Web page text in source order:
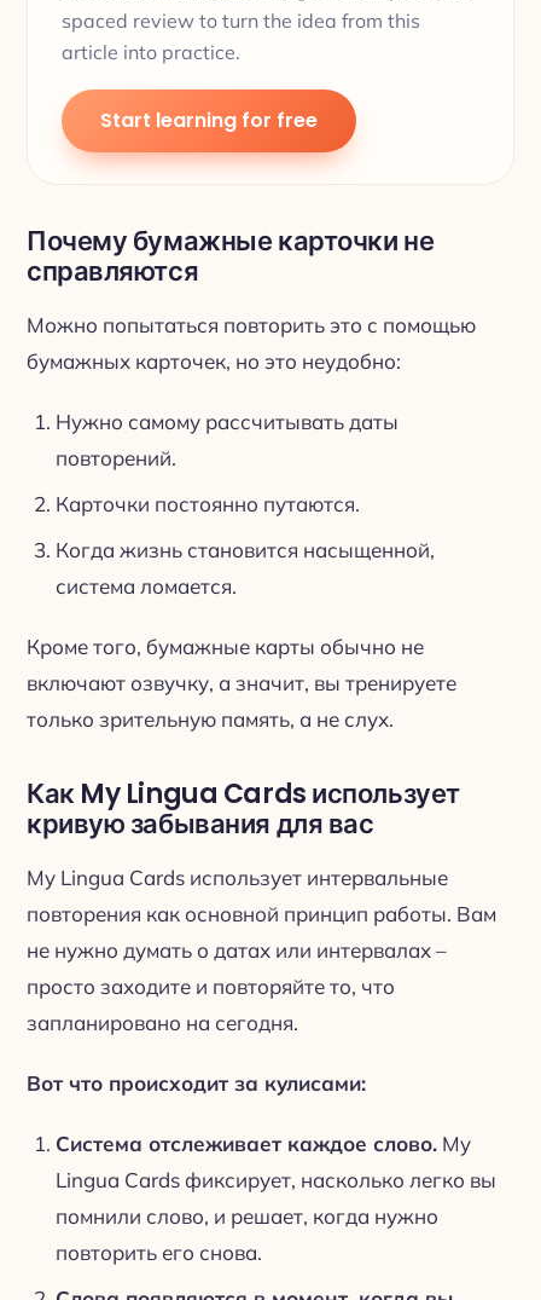
spaced review to turn the idea from this
article into practice.
Start learning for free
Почему бумажные карточки не
справляются
Можно попытаться повторить это с помощью
бумажных карточек, но это неудобно:
Нужно самому рассчитывать даты
повторений.
Карточки постоянно путаются.
Когда жизнь становится насыщенной,
система ломается.
Кроме того, бумажные карты обычно не
включают озвучку, а значит, вы тренируете
только зрительную память, а не слух.
Как My Lingua Cards использует
кривую забывания для вас
My Lingua Cards использует интервальные
повторения как основной принцип работы. Вам
не нужно думать о датах или интервалах –
просто заходите и повторяйте то, что
запланировано на сегодня.
Вот что происходит за кулисами:
Система отслеживает каждое слово. My
Lingua Cards фиксирует, насколько легко вы
помнили слово, и решает, когда нужно
повторить его снова.